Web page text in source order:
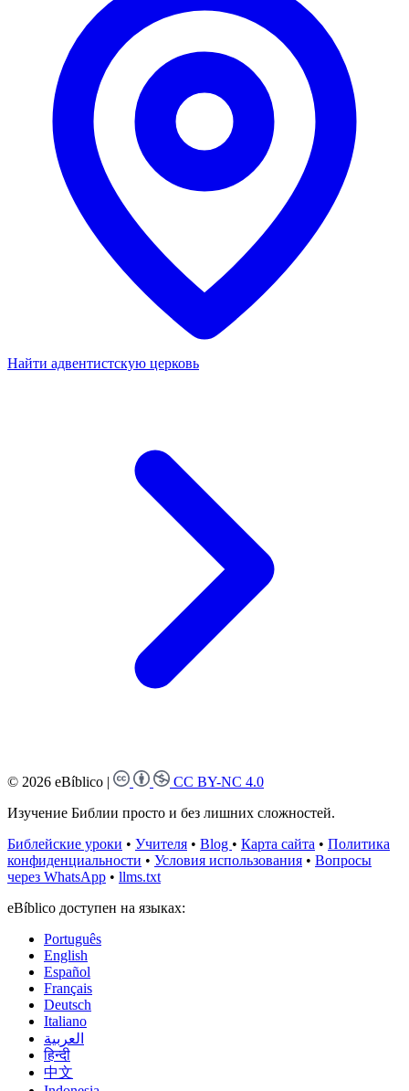
Найти адвентистскую церковь
© 2026 eBíblico |
CC BY-NC 4.0
Изучение Библии просто и без лишних сложностей.
Библейские уроки • Учителя • Blog • Карта сайта • Политика
конфиденциальности • Условия использования • Вопросы
через WhatsApp • llms.txt
eBíblico доступен на языках:
Português
English
Español
Français
Deutsch
Italiano
العربية
हिन्दी
中文